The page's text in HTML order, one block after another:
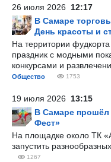
26 июля 2026 12:17
В Самаре
День красоты и
На территории
праздник с модными
конкурсами и
Общество 1753
19 июля 2026 13:15
В Самаре
Фест»
На площадке около ТК
запустить
1267